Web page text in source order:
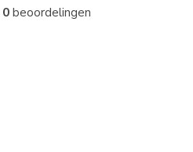
0beoordelingen